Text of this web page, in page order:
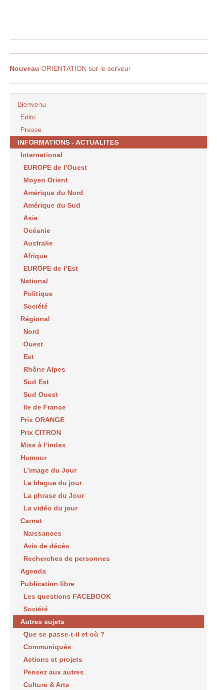
Nouveau ORIENTATION sur le serveur
Bienvenu
Edito
Presse
INFORMATIONS - ACTUALITES
International
EUROPE de l’Ouest
Moyen Orient
Amérique du Nord
Amérique du Sud
Asie
Océanie
Australie
Afrique
EUROPE de l’Est
National
Politique
Société
Régional
Nord
Ouest
Est
Rhône Alpes
Sud Est
Sud Ouest
Ile de France
Prix ORANGE
Prix CITRON
Mise à l’index
Humour
L’image du Jour
La blague du jour
La phrase du Jour
La vidéo du jour
Carnet
Naissances
Avis de décès
Recherches de personnes
Agenda
Publication libre
Les questions FACEBOOK
Société
Autres sujets
Que se passe-t-il et où ?
Communiqués
Actions et projets
Pensez aux autres
Culture & Arts